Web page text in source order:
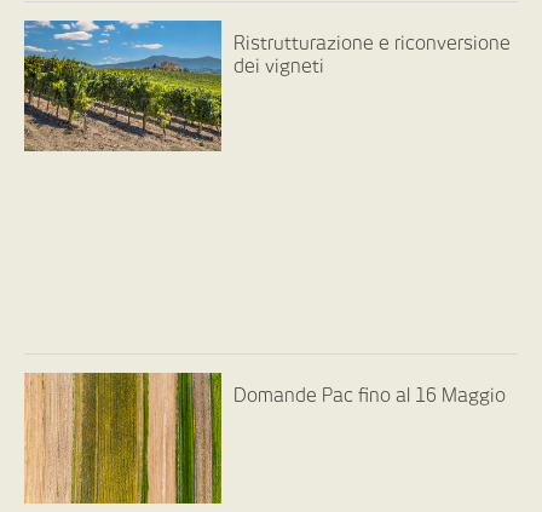
Ristrutturazione e riconversione
dei vigneti
Domande Pac fino al 16 Maggio